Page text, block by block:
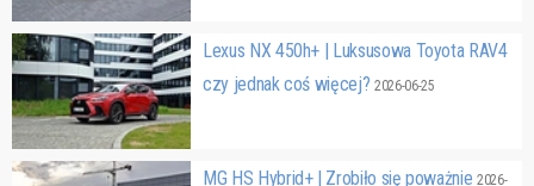
Lexus NX 450h+ | Luksusowa Toyota RAV4
czy jednak coś więcej? 2026-06-25
MG HS Hybrid+ | Zrobiło się poważnie2026-